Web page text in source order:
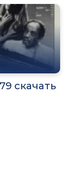
скачать